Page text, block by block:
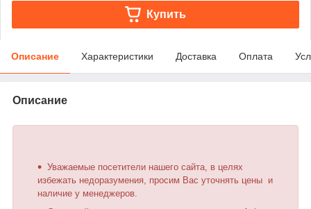
Купить
Описание Характеристики Доставка Оплата
Описание
Уважаемые посетители нашего сайта, в целях
избежать недоразумения, просим Вас уточнять цены и
наличие у менеджеров.